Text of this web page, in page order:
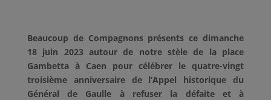
Beaucoup de Compagnons présents ce dimanche
18 juin 2023 autour de notre stèle de la place
Gambetta à Caen pour célébrer le quatre-vingt
troisième anniversaire de l’Appel historique du
Général de Gaulle à refuser la défaite et à